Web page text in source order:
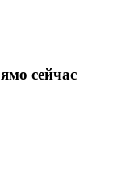
сейчас